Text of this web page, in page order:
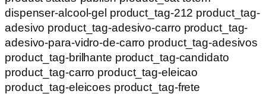
dispenser-alcool-gel product_tag-212 product_tag-
adesivo product_tag-adesivo-carro product_tag-
adesivo-para-vidro-de-carro product_tag-adesivos
product_tag-brilhante product_tag-candidato
product_tag-carro product_tag-eleicao
product_tag-eleicoes product_tag-frete